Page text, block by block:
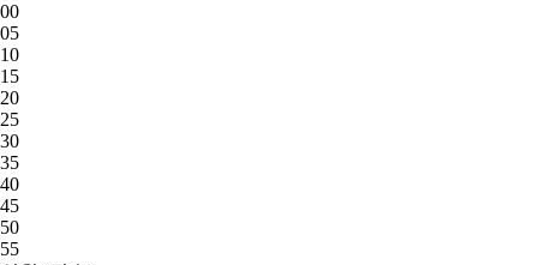
00
05
10
15
20
25
30
35
40
45
50
55